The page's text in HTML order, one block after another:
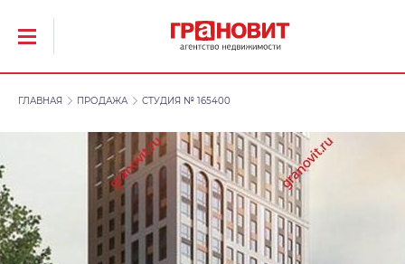
ГЛАВНАЯ ПРОДАЖА СТУДИЯ № 165400